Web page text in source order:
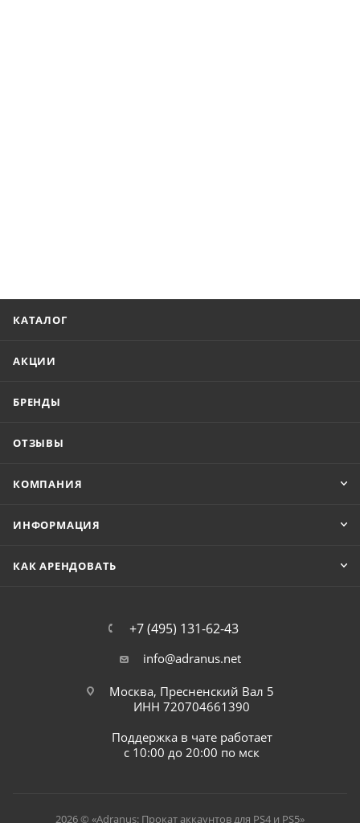
КАТАЛОГ
АКЦИИ
БРЕНДЫ
ОТЗЫВЫ
КОМПАНИЯ
ИНФОРМАЦИЯ
КАК АРЕНДОВАТЬ
+7 (495) 131-62-43
info@adranus.net
Москва, Пресненский Вал 5
ИНН 720704661390
Поддержка в чате работает
с 10:00 до 20:00 по мск
2026 © «Adranus: Прокат аккаунтов для PS4 и PS5»